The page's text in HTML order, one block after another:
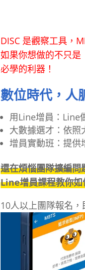
DISC 是觀察工具，
如果你想做的不只
必學的利器！
數位時代，人
用Line增員：Line
大數據選才：依照
增員實動班：提供
還在煩惱團隊擴編問
Line增員課程教你
10人以上團隊報名，